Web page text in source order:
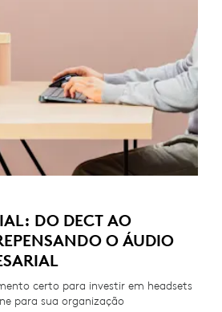
DO DECT AO
O ÁUDIO
certo para investir em headsets
para sua organização